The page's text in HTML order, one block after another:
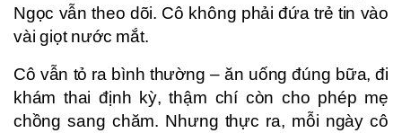
Ngọc vẫn theo dõi. Cô không phải đứa trẻ tin vào
vài giọt nước mắt.
Cô vẫn tỏ ra bình thường – ăn uống đúng bữa, đi
khám thai định kỳ, thậm chí còn cho phép mẹ
chồng sang chăm. Nhưng thực ra, mỗi ngày cô